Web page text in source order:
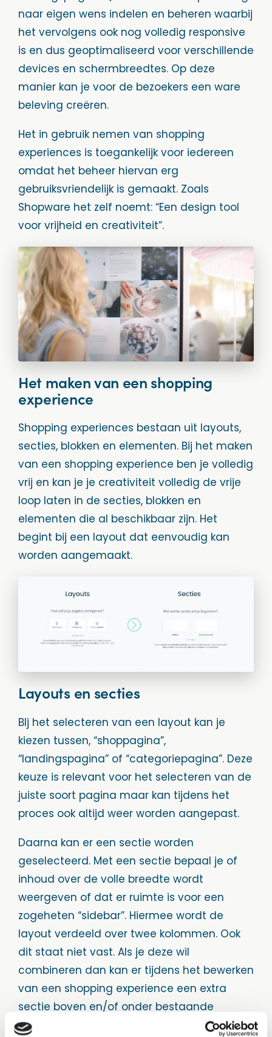
naar eigen wens indelen en beheren waarbij
het vervolgens ook nog volledig responsive
is en dus geoptimaliseerd voor verschillende
devices en schermbreedtes. Op deze
manier kan je voor de bezoekers een ware
beleving creëren.
Het in gebruik nemen van shopping
experiences is toegankelijk voor iedereen
omdat het beheer hiervan erg
gebruiksvriendelijk is gemaakt. Zoals
Shopware het zelf noemt: “Een design tool
voor vrijheid en creativiteit”.
Het maken van een shopping
experience
Shopping experiences bestaan uit layouts,
secties, blokken en elementen. Bij het maken
van een shopping experience ben je volledig
vrij en kan je je creativiteit volledig de vrije
loop laten in de secties, blokken en
elementen die al beschikbaar zijn. Het
begint bij een layout dat eenvoudig kan
worden aangemaakt.
Layouts en secties
BIj het selecteren van een layout kan je
kiezen tussen, “shoppagina”,
“landingspagina” of “categoriepagina”. Deze
keuze is relevant voor het selecteren van de
juiste soort pagina maar kan tijdens het
proces ook altijd weer worden aangepast.
Daarna kan er een sectie worden
geselecteerd. Met een sectie bepaal je of
inhoud over de volle breedte wordt
weergeven of dat er ruimte is voor een
zogeheten “sidebar”. Hiermee wordt de
layout verdeeld over twee kolommen. Ook
dit staat niet vast. Als je deze wil
combineren dan kan er tijdens het bewerken
van een shopping experience een extra
sectie boven en/of onder bestaande
secties worden toegevoegd.